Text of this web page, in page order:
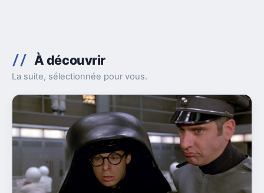
À découvrir
La suite, sélectionnée pour vous.